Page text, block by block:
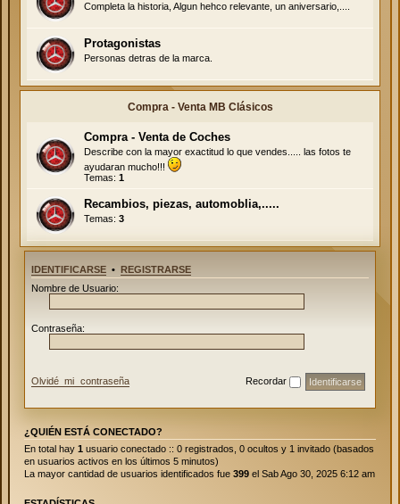
Completa la historia, Algun hehco relevante, un aniversario,....
Protagonistas
Personas detras de la marca.
Compra - Venta MB Clásicos
Compra - Venta de Coches
Describe con la mayor exactitud lo que vendes..... las fotos te
ayudaran mucho!!!
Temas: 1
Recambios, piezas, automoblia,.....
Temas: 3
IDENTIFICARSE • REGISTRARSE
Nombre de Usuario:
Contraseña:
Olvidé mi contraseña Recordar
¿QUIÉN ESTÁ CONECTADO?
En total hay 1 usuario conectado :: 0 registrados, 0 ocultos y 1 invitado (basados
en usuarios activos en los últimos 5 minutos)
La mayor cantidad de usuarios identificados fue 399 el Sab Ago 30, 2025 6:12 am